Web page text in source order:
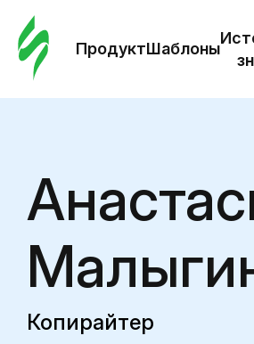
ПродуктШаблоны
Копирайтер